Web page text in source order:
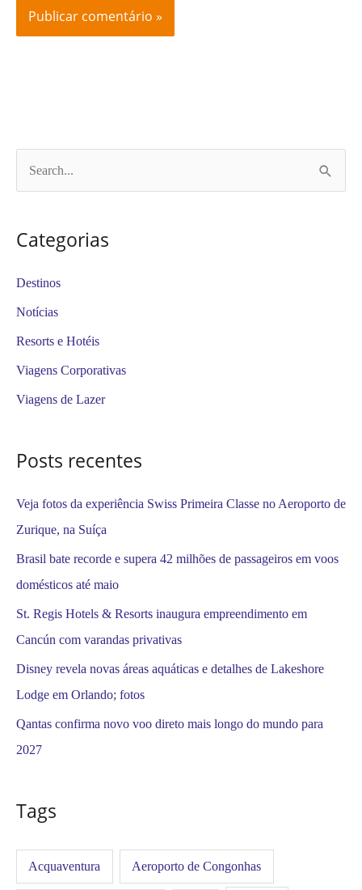
q
u
i
p
r
Categorias
Destinos
Notícias
Resorts e Hotéis
Viagens Corporativas
Viagens de Lazer
Posts recentes
Veja fotos da experiência Swiss Primeira Classe no Aeroporto de
Zurique, na Suíça
Brasil bate recorde e supera 42 milhões de passageiros em voos
domésticos até maio
St. Regis Hotels & Resorts inaugura empreendimento em
Cancún com varandas privativas
Disney revela novas áreas aquáticas e detalhes de Lakeshore
Lodge em Orlando; fotos
Qantas confirma novo voo direto mais longo do mundo para
2027
Tags
Acquaventura Aeroporto de Congonhas